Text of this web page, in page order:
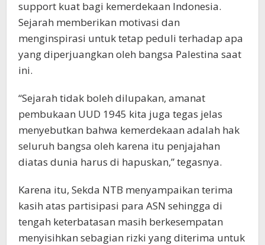
support kuat bagi kemerdekaan Indonesia.
Sejarah memberikan motivasi dan
menginspirasi untuk tetap peduli terhadap apa
yang diperjuangkan oleh bangsa Palestina saat
ini.
“Sejarah tidak boleh dilupakan, amanat
pembukaan UUD 1945 kita juga tegas jelas
menyebutkan bahwa kemerdekaan adalah hak
seluruh bangsa oleh karena itu penjajahan
diatas dunia harus di hapuskan,” tegasnya.
Karena itu, Sekda NTB menyampaikan terima
kasih atas partisipasi para ASN sehingga di
tengah keterbatasan masih berkesempatan
menyisihkan sebagian rizki yang diterima untuk